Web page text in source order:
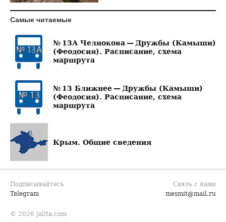
Самые читаемые
№ 13А Челнокова — Дружбы (Камыши)
(Феодосия). Расписание, схема
маршрута
№ 13 Ближнее — Дружбы (Камыши)
(Феодосия). Расписание, схема
маршрута
Крым. Общие сведения
Подписывайтесь
Telegram
Связь с нами
mesmit@mail.ru
© 2026 jalita.com